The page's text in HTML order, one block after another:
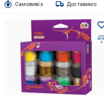
Cамовивіз Доставимо